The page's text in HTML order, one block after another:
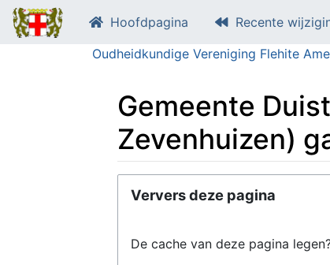
Hoofdpagina Recente
Oudheidkundige Vereniging Flehite
Gemeente
Zevenhuizen)
Ververs deze pagina
De cache van deze pagina